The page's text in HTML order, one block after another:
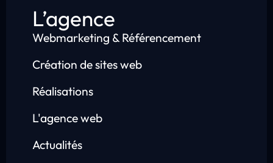
L’agence
Webmarketing & Référencement
Création de sites web
Réalisations
L'agence web
Actualités